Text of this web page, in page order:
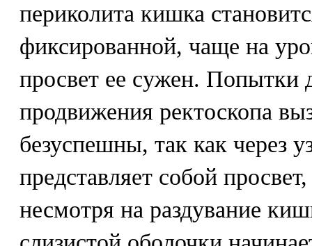
периколита кишка
фиксированной, чаще на
просвет ее сужен. Попытки
продвижения ректоскопа
безуспешны, так как через
представляет собой
несмотря на раздувание